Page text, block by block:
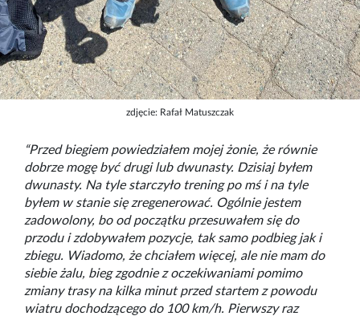
zdjęcie: Rafał Matuszczak
“Przed biegiem powiedziałem mojej żonie, że równie
dobrze mogę być drugi lub dwunasty. Dzisiaj byłem
dwunasty. Na tyle starczyło trening po mś i na tyle
byłem w stanie się zregenerować. Ogólnie jestem
zadowolony, bo od początku przesuwałem się do
przodu i zdobywałem pozycje, tak samo podbieg jak i
zbiegu. Wiadomo, że chciałem więcej, ale nie mam do
siebie żalu, bieg zgodnie z oczekiwaniami pomimo
zmiany trasy na kilka minut przed startem z powodu
wiatru dochodzącego do 100 km/h. Pierwszy raz